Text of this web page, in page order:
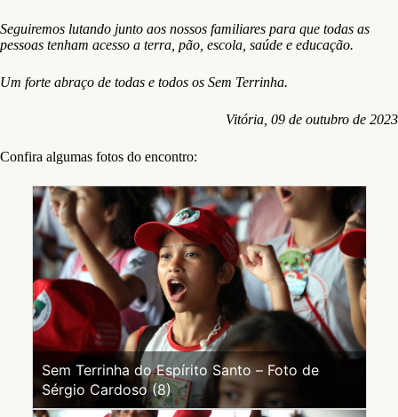
Seguiremos lutando junto aos nossos familiares para que todas as
pessoas tenham acesso a terra, pão, escola, saúde e educação.
Um forte abraço de todas e todos os Sem Terrinha.
Vitória, 09 de outubro de 2023
Confira algumas fotos do encontro:
Sem Terrinha do Espírito Santo – Foto de
Sérgio Cardoso (8)